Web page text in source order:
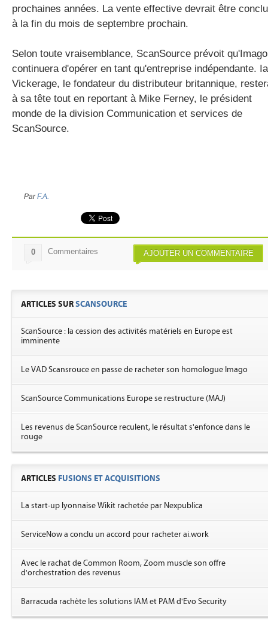
prochaines années. La vente effective devrait être
à la fin du mois de septembre prochain.
Selon toute vraisemblance, ScanSource prévoit qu'Imago
continuera d'opérer en tant qu'entreprise indépendante.
Vickerage, le fondateur du distributeur britannique,
à sa tête tout en reportant à Mike Ferney, le président
monde de la division Communication et services de
ScanSource.
ParF.A.
AJOUTER UN COMMENTAIRE
0 Commentaires
ARTICLES SURSCANSOURCE
ScanSource : la cession des activités matériels en Europe est
imminente
Le VAD Scansrouce en passe de racheter son homologue Imago
ScanSource Communications Europe se restructure (MAJ)
Les revenus de ScanSource reculent, le résultat s'enfonce dans le
rouge
ARTICLES FUSIONS ET ACQUISITIONS
La start-up lyonnaise Wikit rachetée par Nexpublica
ServiceNow a conclu un accord pour racheter ai.work
Avec le rachat de Common Room, Zoom muscle son offre
d'orchestration des revenus
Barracuda rachète les solutions IAM et PAM d'Evo Security